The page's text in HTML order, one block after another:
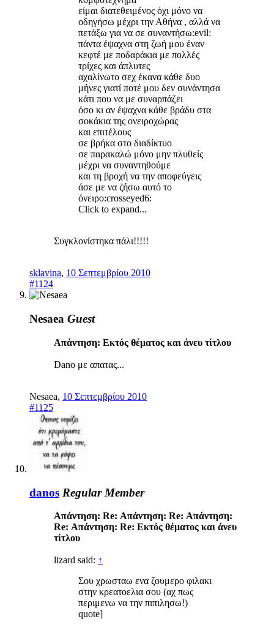
είμαι διατεθειμένος όχι μόνο να
οδηγήσω μέχρι την Αθήνα , αλλά να
πετάξω για να σε συναντήσω:evil:
πάντα έψαχνα στη ζωή μου έναν
κεφτέ με ποδαράκια με πολλές
τρίχες και άπλυτες
αχαλίνωτο σεχ έκανα κάθε δυο
μήνες γιατί ποτέ μου δεν συνάντησα
κάτι που να με συναρπάζει
όσο κι αν έψαχνα κάθε βράδυ στα
σοκάκια της ονειροχώρας
και επιτέλους
σε βρήκα στο διαδίκτυο
σε παρακαλώ μόνο μην πλυθείς
μέχρι να συναντηθούμε
και τη βροχή να την αποφεύγεις
άσε με να ζήσω αυτό το
όνειρο:crosseyed6:
Click to expand...
Συγκλονίστηκα πάλι!!!!!
sklavina, 10 Σεπτεμβρίου 2010
#1124
Nesaea Guest
Απάντηση: Eκτός θέματος και άνευ τίτλου
Dano με απατας...
Nesaea, 10 Σεπτεμβρίου 2010
#1125
danos Regular Member
Απάντηση: Re: Απάντηση: Re: Απάντηση:
Re: Απάντηση: Re: Eκτός θέματος και άνευ
τίτλου
lizard said: ↑
Σου χρωσταω ενα ζουμερο φιλακι
στην κρεατοελια σου (αχ πως
περιμενω να την πιπιλησω!)
quote]